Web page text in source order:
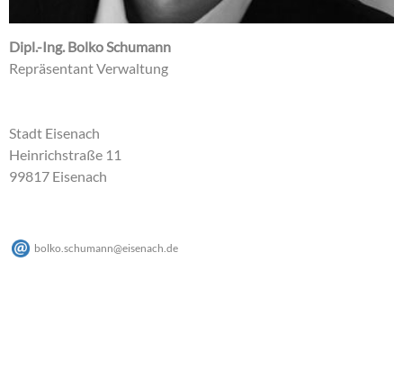
Dipl.-Ing. Bolko Schumann
Repräsentant Verwaltung
Stadt Eisenach
Heinrichstraße 11
99817 Eisenach
bolko.schumann@eisenach.de